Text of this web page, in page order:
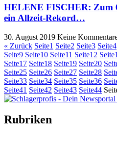
HELENE FISCHER: Zum
ein Allzeit-Rekord…
30. August 2019 Keine
« Zurück Seite1 Seite2 Seite3 Seite4
Seite9 Seite10 Seite11 Seite12 Seite
Seite17 Seite18 Seite19 Seite20
Seite25 Seite26 Seite27 Seite28
Seite33 Seite34 Seite35 Seite36
Seite41 Seite42 Seite43 Seite44
Rubriken